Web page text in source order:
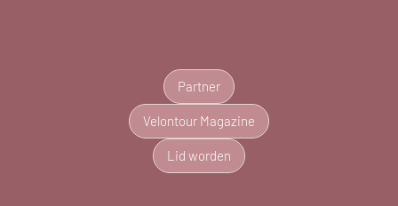
Partner
Velontour Magazine
Lid worden